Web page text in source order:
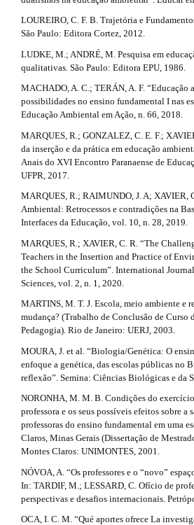
LOUREIRO, C. F. B. Trajetória e
São Paulo: Editora Cortez, 2012.
LUDKE, M.; ANDRÉ, M. Pesquisa em
qualitativas. São Paulo: Editora EPU, 1986.
MACHADO, A. C.; TERÁN, A. F. “Educação
possibilidades no ensino fundamental I nas
Educação Ambiental em Ação, n. 66, 2018.
MARQUES, R.; GONZALEZ, C. E. F.;
da inserção e da prática em educação
Anais do XVI Encontro Paranaense de
UFPR, 2017.
MARQUES, R.; RAIMUNDO, J. A; XAVIER,
Ambiental: Retrocessos e contradições na
Interfaces da Educação, vol. 10, n. 28, 2019.
MARQUES, R.; XAVIER, C. R. “The
Teachers in the Insertion and Practice of
the School Curriculum”. International
Sciences, vol. 2, n. 1, 2020.
MARTINS, M. T. J. Escola, meio ambiente e
mudança? (Trabalho de Conclusão de Curso
Pedagogia). Rio de Janeiro: UERJ, 2003.
MOURA, J. et al. “Biologia/Genética: O
enfoque a genética, das escolas públicas no
reflexão”. Semina: Ciências Biológicas e da
NORONHA, M. M. B. Condições do
professora e os seus possíveis efeitos sobre a
professoras do ensino fundamental em uma
Claros, Minas Gerais (Dissertação de
Montes Claros: UNIMONTES, 2001.
NÓVOA, A. “Os professores e o “novo”
In: TARDIF, M.; LESSARD, C. Ofício de
perspectivas e desafios internacionais.
OCA, I. C. M. “Qué aportes ofrece La